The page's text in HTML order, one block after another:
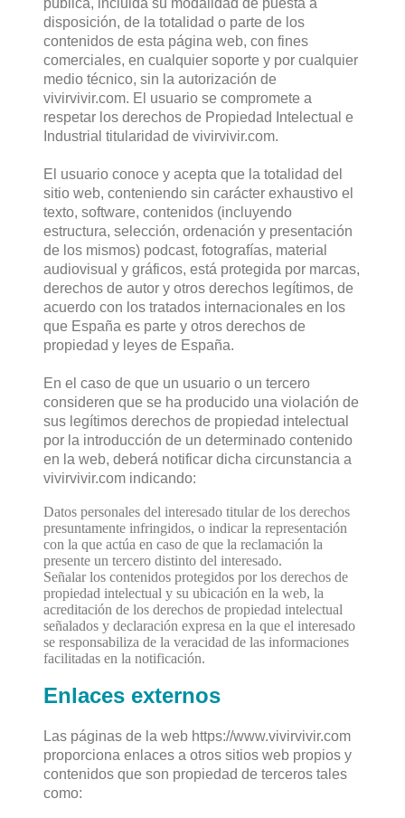
pública, incluida su modalidad de puesta a
disposición, de la totalidad o parte de los
contenidos de esta página web, con fines
comerciales, en cualquier soporte y por cualquier
medio técnico, sin la autorización de
vivirvivir.com. El usuario se compromete a
respetar los derechos de Propiedad Intelectual e
Industrial titularidad de vivirvivir.com.
El usuario conoce y acepta que la totalidad del
sitio web, conteniendo sin carácter exhaustivo el
texto, software, contenidos (incluyendo
estructura, selección, ordenación y presentación
de los mismos) podcast, fotografías, material
audiovisual y gráficos, está protegida por marcas,
derechos de autor y otros derechos legítimos, de
acuerdo con los tratados internacionales en los
que España es parte y otros derechos de
propiedad y leyes de España.
En el caso de que un usuario o un tercero
consideren que se ha producido una violación de
sus legítimos derechos de propiedad intelectual
por la introducción de un determinado contenido
en la web, deberá notificar dicha circunstancia a
vivirvivir.com indicando:
Datos personales del interesado titular de los derechos
presuntamente infringidos, o indicar la representación
con la que actúa en caso de que la reclamación la
presente un tercero distinto del interesado.
Señalar los contenidos protegidos por los derechos de
propiedad intelectual y su ubicación en la web, la
acreditación de los derechos de propiedad intelectual
señalados y declaración expresa en la que el interesado
se responsabiliza de la veracidad de las informaciones
facilitadas en la notificación.
Enlaces externos
Las páginas de la web https://www.vivirvivir.com
proporciona enlaces a otros sitios web propios y
contenidos que son propiedad de terceros tales
como: